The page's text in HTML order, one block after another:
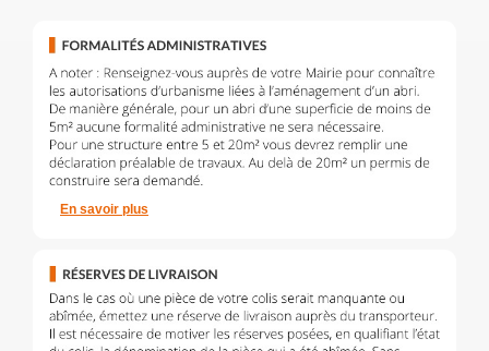
En savoir plus